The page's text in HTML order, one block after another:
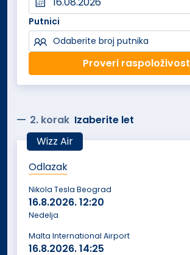
Putnici
Odaberite broj putnika
Proveri raspoloživost
2. korak Izaberite let
Wizz Air
Nikola Tesla Beograd
16.8.2026.12:20
Nedelja
Odlazak
Malta International Airport
16.8.2026.14:25